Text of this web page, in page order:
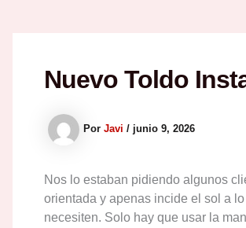
Nuevo Toldo
Por Javi / junio 9, 2026
Nos lo estaban pidiendo algunos
orientada y apenas incide el sol a
necesiten. Solo hay que usar la